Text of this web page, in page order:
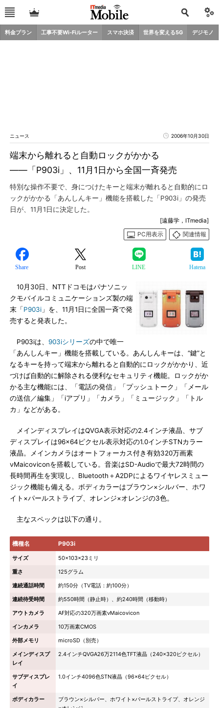
料金プラン 工事不要Wi-Fiルーター スマホ決済 世界を変える5G デジモノ
ニュース 2006年10月30日
端末から離れると自動ロックがかかる
――「P903i」、11月1日から全国一斉発売
特別な操作不要で、身につけたキーと端末が離れると自動的にロ
ックがかかる「あんしんキー」機能を搭載した「P903i」の発売
日が、11月1日に決定した。
[遠藤学，ITmedia]
PC用表示
関連情報
Share Post LINE Hatena
10月30日、NTTドコモはパナソニッ
クモバイルコミュニケーションズ製の端
末「P903i 」を、11月1日に全国一斉で発
売すると発表した。
P903iは、 903iシリーズの中で唯一
「あんしんキー」機能を搭載している。あんしんキーは、“鍵”と
なるキーを持って端末から離れると自動的にロックがかかり、近
づけば自動的に解除される便利なセキュリティ機能。ロックがか
かる主な機能には、「電話の発信」「プッシュトーク」「メール
の送信／編集」「iアプリ」「カメラ」「ミュージック」「トル
カ」などがある。
メインディスプレイはQVGA表示対応の2.4インチ液晶、サブ
ディスプレイは96×64ピクセル表示対応の1.0インチSTNカラー
液晶。メインカメラはオートフォーカス付き有効320万画素
νMaicoviconを搭載している。音楽はSD-Audioで最大72時間の
長時間再生を実現し、Bluetooth＋A2DPによるワイヤレスミュー
ジック機能も備える。ボディカラーはブラウン×シルバー、ホワ
イト×パールストライプ、オレンジ×オレンジの3色。
主なスペックは以下の通り。
機種名 P903i
サイズ
50×103×23ミリ
重さ
125グラム
連続通話時間
約150分（TV電話：約100分）
連続待受時間
約550時間（静止時）、約240時間（移動時）
アウトカメラ
AF対応の320万画素νMaicovicon
インカメラ
10万画素CMOS
外部メモリ
microSD（別売）
メインディスプ
レイ
2.4インチQVGA26万2114色TFT液晶（240×320ピクセル）
サブディスプレ
イ
1.0インチ4096色STN液晶（96×64ピクセル）
ボディカラー
ブラウン×シルバー、ホワイト×パールストライプ、オレンジ